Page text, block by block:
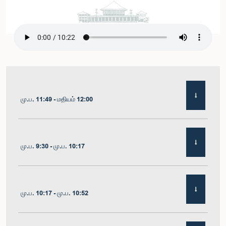
மு.ப. 11:49 - மதியம் 12:00
மு.ப. 9:30 - மு.ப. 10:17
மு.ப. 10:17 - மு.ப. 10:52